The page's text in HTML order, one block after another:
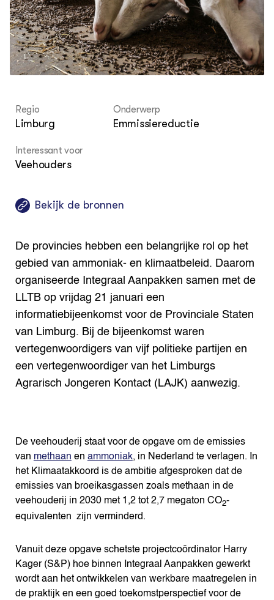
ZIE OOK
In de regio
Projecten
Lectoraten
Practoraten
LEREN
GROEN KENNISNET
Contact
Search the Knowledge base
Regio
Limburg
Onderwerp
Emmissiereductie
Interessant voor
Veehouders
Bekijk de bronnen
De provincies hebben een belangrijke rol op het
gebied van ammoniak- en klimaatbeleid. Daarom
organiseerde Integraal Aanpakken samen met de
LLTB op vrijdag 21 januari een
informatiebijeenkomst voor de Provinciale Staten
van Limburg. Bij de bijeenkomst waren
vertegenwoordigers van vijf politieke partijen en
een vertegenwoordiger van het Limburgs
Agrarisch Jongeren Kontact (LAJK) aanwezig.
De veehouderij staat voor de opgave om de emissies
van methaan en ammoniak, in Nederland te verlagen. In
het Klimaatakkoord is de ambitie afgesproken dat de
emissies van broeikasgassen zoals methaan in de
veehouderij in 2030 met 1,2 tot 2,7 megaton CO2-
equivalenten zijn verminderd.
Vanuit deze opgave schetste projectcoördinator Harry
Kager (S&P) hoe binnen Integraal Aanpakken gewerkt
wordt aan het ontwikkelen van werkbare maatregelen in
de praktijk en een goed toekomstperspectief voor de